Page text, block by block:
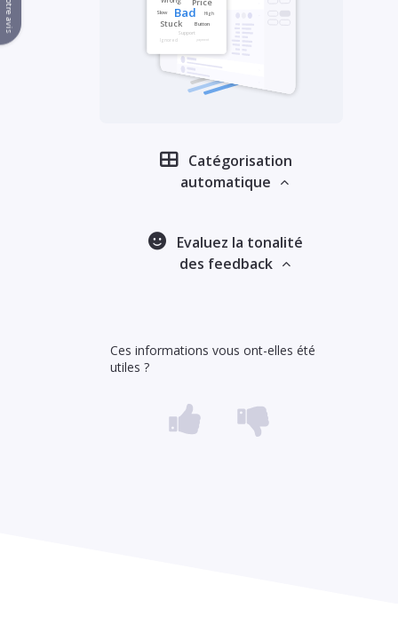
Catégorisation
automatique
Evaluez la tonalité
des feedback
Ces informations vous ont-elles été
utiles ?
Votre avis